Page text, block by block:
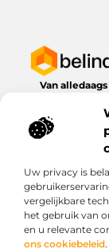
Uw privacy is
vergelijkbare
het gebruik van
en u relevante
ons cookiebeleid.
Van
Bericht
Onze